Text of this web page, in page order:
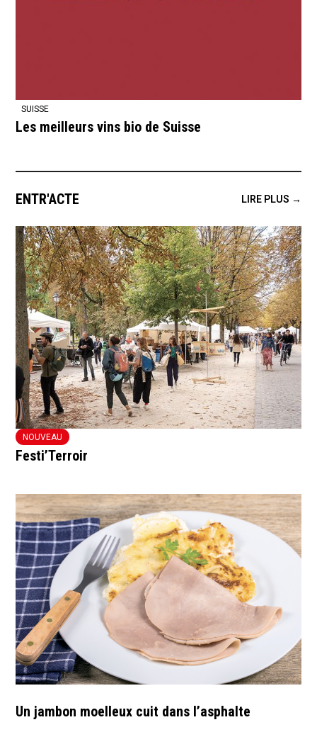
SUISSE
Les meilleurs vins bio de Suisse
ENTR'ACTE LIRE PLUS →
NOUVEAU
Festi’Terroir
Un jambon moelleux cuit dans l’asphalte